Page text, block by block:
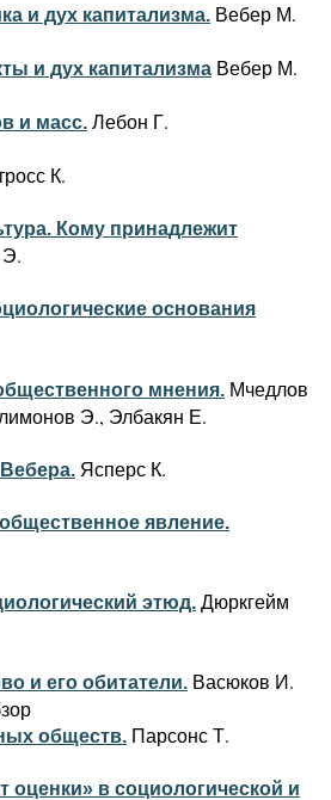
и дух капитализма. Вебер М.
и дух капитализма Вебер М.
и масс. Лебон Г.
К.
Кому принадлежит
основания
мнения. Мчедлов
Э., Элбакян Е.
Ясперс К.
явление.
этюд. Дюркгейм
и его обитатели. Васюков И.
обществ. Парсонс Т.
в социологической и